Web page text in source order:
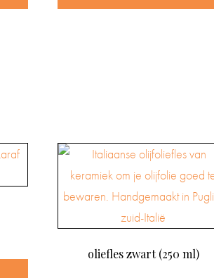
oliefles zwart (250 ml)